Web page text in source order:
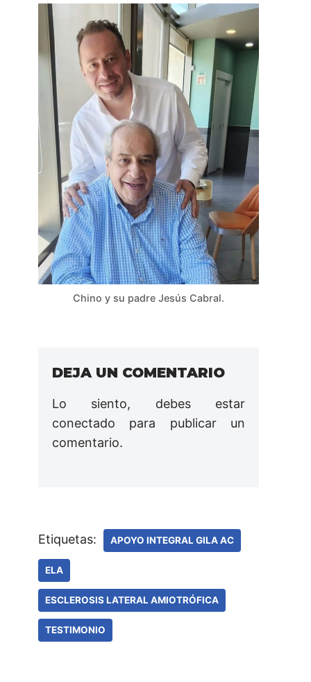
Chino y su padre Jesús Cabral.
DEJA UN COMENTARIO
Lo siento, debes estar
conectado para publicar un
comentario.
Etiquetas: APOYO INTEGRAL GILA AC
ELA
ESCLEROSIS LATERAL AMIOTRÓFICA
TESTIMONIO